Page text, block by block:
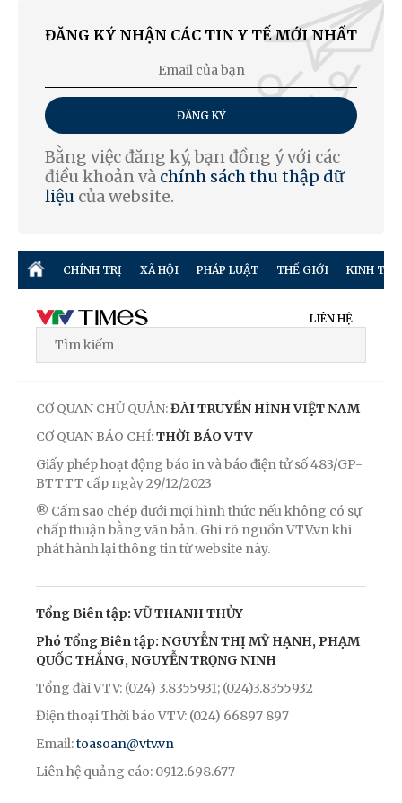
ĐĂNG KÝ NHẬN CÁC TIN Y TẾ MỚI NHẤT
ĐĂNG KÝ
Bằng việc đăng ký, bạn đồng ý với các
điều khoản và chính sách thu thập dữ
liệu của website.
CHÍNH TRỊ XÃ HỘI PHÁP LUẬT THẾ GIỚI KINH TẾ
LIÊN HỆ
CƠ QUAN CHỦ QUẢN:ĐÀI TRUYỀN HÌNH VIỆT NAM
CƠ QUAN BÁO CHÍ:THỜI BÁO VTV
Giấy phép hoạt động báo in và báo điện tử số 483/GP-
BTTTT cấp ngày 29/12/2023
® Cấm sao chép dưới mọi hình thức nếu không có sự
chấp thuận bằng văn bản. Ghi rõ nguồn VTV.vn khi
phát hành lại thông tin từ website này.
Tổng Biên tập: VŨ THANH THỦY
Phó Tổng Biên tập: NGUYỄN THỊ MỸ HẠNH, PHẠM
QUỐC THẮNG, NGUYỄN TRỌNG NINH
Tổng đài VTV: (024) 3.8355931; (024)3.8355932
Điện thoại Thời báo VTV: (024) 66897 897
Email:toasoan@vtv.vn
Liên hệ quảng cáo: 0912.698.677